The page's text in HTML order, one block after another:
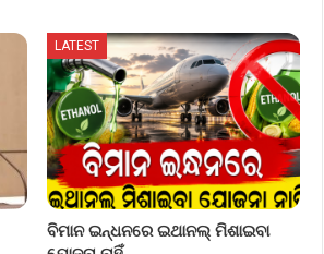
LATEST
ବିମାନ ଇନ୍ଧନରେ ଇଥାନଲ୍ ମିଶାଇବା